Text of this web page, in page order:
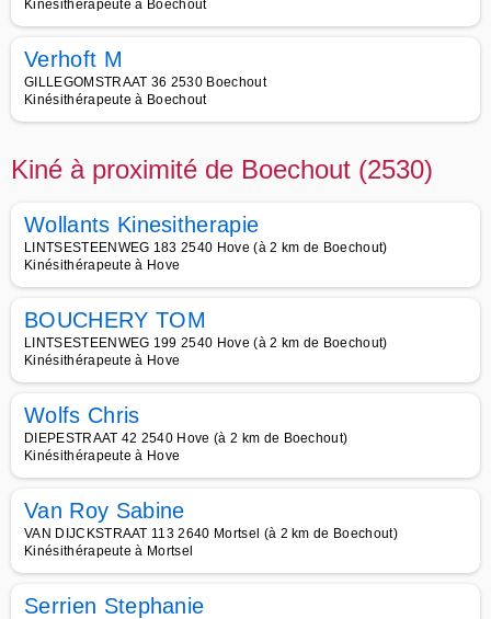
Kinésithérapeute à Boechout
Verhoft M
GILLEGOMSTRAAT 36 2530 Boechout
Kinésithérapeute à Boechout
Kiné à proximité de Boechout (2530)
Wollants Kinesitherapie
LINTSESTEENWEG 183 2540 Hove (à 2 km de Boechout)
Kinésithérapeute à Hove
BOUCHERY TOM
LINTSESTEENWEG 199 2540 Hove (à 2 km de Boechout)
Kinésithérapeute à Hove
Wolfs Chris
DIEPESTRAAT 42 2540 Hove (à 2 km de Boechout)
Kinésithérapeute à Hove
Van Roy Sabine
VAN DIJCKSTRAAT 113 2640 Mortsel (à 2 km de Boechout)
Kinésithérapeute à Mortsel
Serrien Stephanie